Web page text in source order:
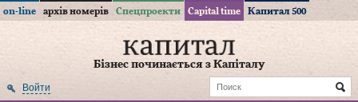
on-line архів номерів Спецпроекти Capital time Капитал 500
Бізнес починається з Капіталу
Войти